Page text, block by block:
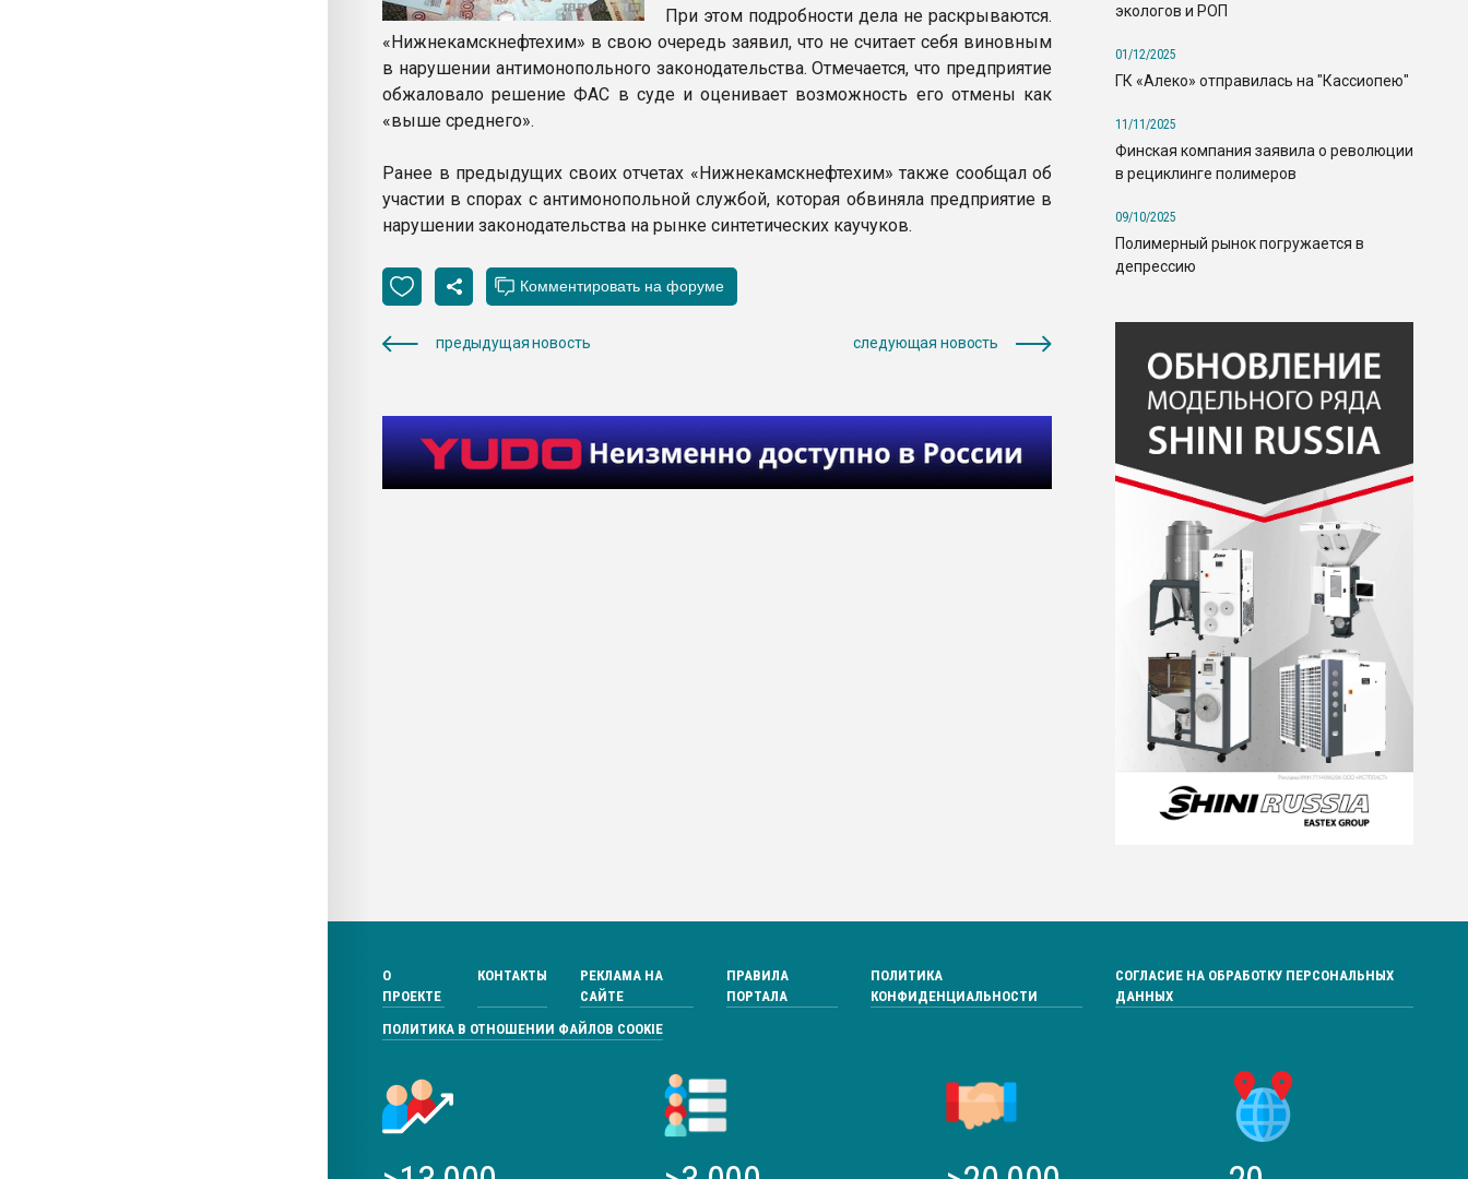
При этом подробности дела не раскрываются.
«Нижнекамскнефтехим» в свою очередь заявил, что не считает себя виновным
в нарушении антимонопольного законодательства. Отмечается, что предприятие
обжаловало решение ФАС в суде и оценивает возможность его отмены как
«выше среднего».
Ранее в предыдущих своих отчетах «Нижнекамскнефтехим» также сообщал об
участии в спорах с антимонопольной службой, которая обвиняла предприятие в
нарушении законодательства на рынке синтетических каучуков.
предыдущая новость следующая новость
экологов и РОП
01/12/2025
ГК «Алеко» отправилась на "Кассиопею"
11/11/2025
Финская компания заявила о революции
в рециклинге полимеров
09/10/2025
Полимерный рынок погружается в
депрессию
О
ПРОЕКТЕ
КОНТАКТЫ
РЕКЛАМА НА
САЙТЕ
ПРАВИЛА
ПОРТАЛА
ПОЛИТИКА
КОНФИДЕНЦИАЛЬНОСТИ
СОГЛАСИЕ НА ОБРАБОТКУ ПЕРСОНАЛЬНЫХ
ДАННЫХ
ПОЛИТИКА В ОТНОШЕНИИ ФАЙЛОВ COOKIE